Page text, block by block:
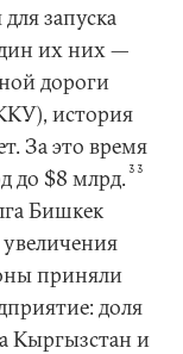
запуска
их них —
дороги
история
За это время
до $8 млрд.33
Бишкек
приняли
доля
Кыргызстан и